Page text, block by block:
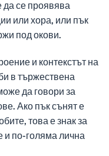
се проявява
или хора, или пък
под окови.
и контекстът на
в тържествена
да говори за
Ако пък сънят е
това е знак за
и по-голяма лична